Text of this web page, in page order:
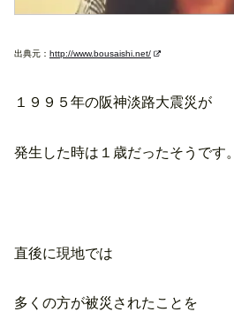
出典元： http://www.bousaishi.net/
１９９５年の阪神淡路大震災が
発生した時は１歳だったそうです。
直後に現地では
多くの方が被災されたことを